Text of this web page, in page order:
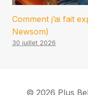
Comment j’ai fait
Newsom)
30 juillet 2026
© 2026 Plus